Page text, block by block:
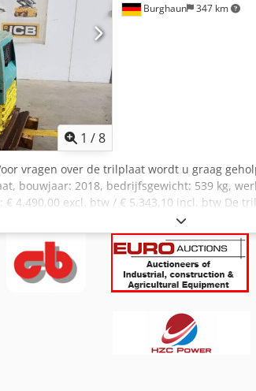
1 /8
Burghaun 347 km
vragen over de trilplaat wordt u graag
bouwjaar: 2018, bedrijfsgewicht: 539 kg,
4.490,00 excl. btw / € 5.343,10 incl. btw De
Wij zijn officieel distributie- en
officieel distributie- en servicepartner van
officieel distributie- en servicepartner van
van Seppi M. Wij zijn officieel
van JCB bouwmachines. Wij zijn
Wij leveren het volledige Weber MT
Neem contact op met Marius Herden voor